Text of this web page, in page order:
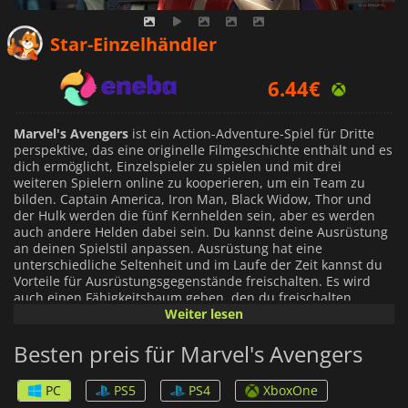
Star-Einzelhändler
6.44€
25.45€
27.19€
Marvel's Avengers ist ein Action-Adventure-Spiel für Dritte
perspektive, das eine originelle Filmgeschichte enthält und es
dich ermöglicht, Einzelspieler zu spielen und mit drei
weiteren Spielern online zu kooperieren, um ein Team zu
bilden. Captain America, Iron Man, Black Widow, Thor und
der Hulk werden die fünf Kernhelden sein, aber es werden
auch andere Helden dabei sein. Du kannst deine Ausrüstung
an deinen Spielstil anpassen. Ausrüstung hat eine
unterschiedliche Seltenheit und im Laufe der Zeit kannst du
Vorteile für Ausrüstungsgegenstände freischalten. Es wird
auch einen Fähigkeitsbaum geben, den du freischalten
kannst. Die Fähigkeiten umfassen sowohl Klassiker als auch
Primär, Spezialität, Fähigkeit und Nützlichkeit. Du kannst
entweder Heldenmissionen aus der Einzelspielerkampagne
auswählen, die sich auf einen Helden konzentrieren, das die
Geschichte erzählt, und neue Helden freischalten, oder
Weiter lesen
Besten preis für Marvel's Avengers
PC PS5 PS4
XboxOne